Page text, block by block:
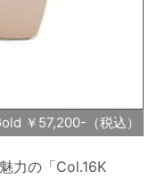
￥57,200-（税込）
力の「Col.16K